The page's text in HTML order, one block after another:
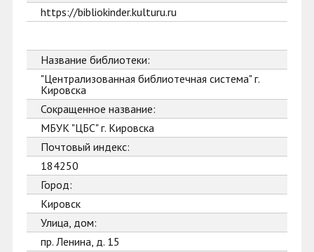
https://bibliokinder.kulturu.ru
Название библиотеки:
"Централизованная библиотечная система" г.
Кировска
Сокращенное название:
МБУК "ЦБС" г. Кировска
Почтовый индекс:
184250
Город:
Кировск
Улица, дом:
пр. Ленина, д. 15